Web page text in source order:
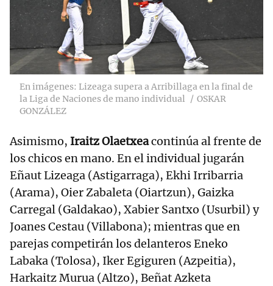
En imágenes: Lizeaga supera a Arribillaga en la final de
la Liga de Naciones de mano individual
OSKAR
GONZÁLEZ
Asimismo, Iraitz Olaetxeacontinúa al frente de
los chicos en mano. En el individual jugarán
Eñaut Lizeaga (Astigarraga), Ekhi Irribarria
(Arama), Oier Zabaleta (Oiartzun), Gaizka
Carregal (Galdakao), Xabier Santxo (Usurbil) y
Joanes Cestau (Villabona); mientras que en
parejas competirán los delanteros Eneko
Labaka (Tolosa), Iker Egiguren (Azpeitia),
Harkaitz Murua (Altzo), Beñat Azketa